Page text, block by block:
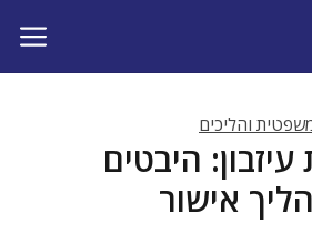
והליכים
היבטים
אישור